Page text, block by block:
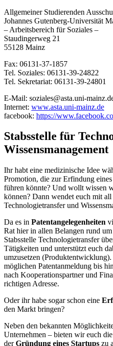
Allgemeiner Studierenden
Johannes Gutenberg-Universität
– Arbeitsbereich für Soziales –
Staudingerweg 21
55128 Mainz
Fax: 06131-37-1857
Tel. Soziales: 06131-39-24822
Tel. Sekretariat: 06131-39-24801
E-Mail: soziales@asta.uni-
Internet: www.asta.uni-mainz.de
facebook: https://
Stabsstelle für
Wissensmanagement
Ihr habt eine medizinische Idee
Promotion, die zur Erfindung
führen könnte? Und wollt wissen
können? Dann wendet euch mit
Technologietransfer und
Da es in Patentangelegenheiten
Rat hier in allen Belangen rund
Stabsstelle Technologietransfer
Tätigkeiten und unterstützt euch
umzusetzen
möglichen Patentanmeldung bis
nach Kooperationspartner und
richtigen Adresse.
Oder ihr habe sogar schon eine
den Markt bringen?
Neben den bekannten
Unternehmen – bieten wir euch
derGründung eines Startups zu